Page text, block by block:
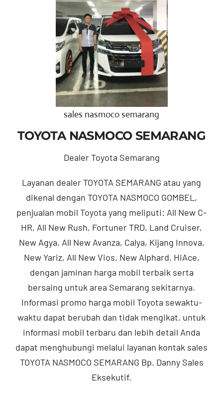
sales nasmoco semarang
TOYOTA NASMOCO SEMARANG
Dealer Toyota Semarang
Layanan dealer TOYOTA SEMARANG atau yang
dikenal dengan TOYOTA NASMOCO GOMBEL,
penjualan mobil Toyota yang meliputi: All New C-
HR, All New Rush, Fortuner TRD, Land Cruiser,
New Agya, All New Avanza, Calya, Kijang Innova,
New Yariz, All New Vios, New Alphard, HiAce,
dengan jaminan harga mobil terbaik serta
bersaing untuk area Semarang sekitarnya.
Informasi promo harga mobil Toyota sewaktu-
waktu dapat berubah dan tidak mengikat, untuk
informasi mobil terbaru dan lebih detail Anda
dapat menghubungi melalui layanan kontak sales
TOYOTA NASMOCO SEMARANG Bp. Danny Sales
Eksekutif.